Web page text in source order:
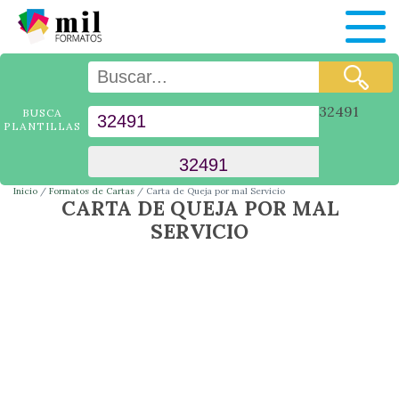
BUSCA
PLANTILLAS
32491
Inicio Formatos de Cartas Carta de Queja por mal Servicio
CARTA DE QUEJA POR MAL
SERVICIO